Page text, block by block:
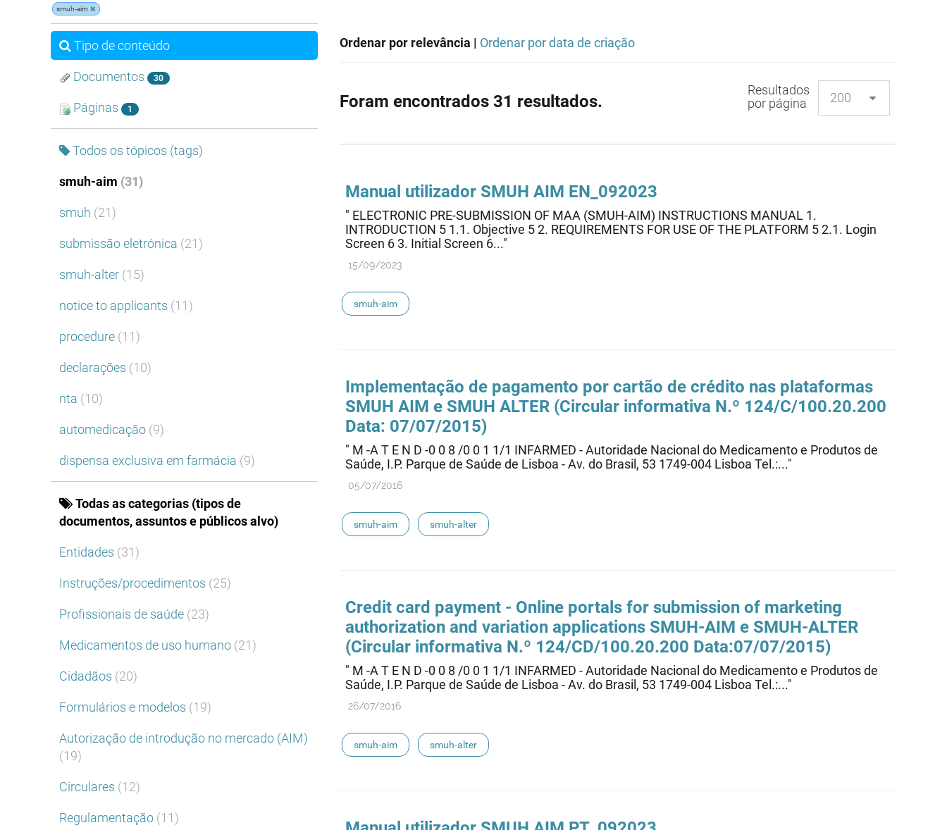
smuh-aim
Tipo de conteúdo
Documentos 30
Páginas 1
Todos os tópicos (tags)
smuh-aim (31)
smuh (21)
submissão eletrónica (21)
smuh-alter (15)
notice to applicants (11)
procedure (11)
declarações (10)
nta (10)
automedicação (9)
dispensa exclusiva em farmácia (9)
Todas as categorias (tipos de
documentos, assuntos e públicos alvo)
Entidades (31)
Instruções/procedimentos (25)
Profissionais de saúde (23)
Medicamentos de uso humano (21)
Cidadãos (20)
Formulários e modelos (19)
Autorização de introdução no mercado (AIM)
(19)
Circulares (12)
Regulamentação (11)
Ordenar por relevância | Ordenar por data de criação
Foram encontrados 31 resultados.
Resultados
por página
Manual utilizador SMUH AIM EN_092023
" ELECTRONIC PRE-SUBMISSION OF MAA (SMUH-AIM) INSTRUCTIONS MANUAL 1.
INTRODUCTION 5 1.1. Objective 5 2. REQUIREMENTS FOR USE OF THE PLATFORM 5 2.1. Login
Screen 6 3. Initial Screen 6..."
15/09/2023
smuh-aim
Implementação de pagamento por cartão de crédito nas plataformas
SMUH AIM e SMUH ALTER (Circular informativa N.º 124/C/100.20.200
Data: 07/07/2015)
" M -A T E N D -0 0 8 /0 0 1 1/1 INFARMED - Autoridade Nacional do Medicamento e Produtos de
Saúde, I.P. Parque de Saúde de Lisboa - Av. do Brasil, 53 1749-004 Lisboa Tel.:..."
05/07/2016
smuh-aim smuh-alter
Credit card payment - Online portals for submission of marketing
authorization and variation applications SMUH-AIM e SMUH-ALTER
(Circular informativa N.º 124/CD/100.20.200 Data:07/07/2015)
" M -A T E N D -0 0 8 /0 0 1 1/1 INFARMED - Autoridade Nacional do Medicamento e Produtos de
Saúde, I.P. Parque de Saúde de Lisboa - Av. do Brasil, 53 1749-004 Lisboa Tel.:..."
26/07/2016
smuh-aim smuh-alter